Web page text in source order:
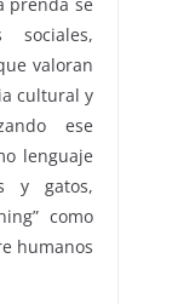
prenda se
sociales,
valoran
cultural y
ese
lenguaje
y gatos,
como
humanos